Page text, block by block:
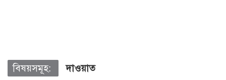
বিষয়সমূহ: দাওয়াত